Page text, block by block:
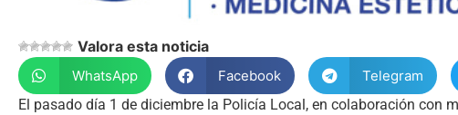
Valora esta noticia
WhatsApp Facebook Telegram
El pasado día 1 de diciembre la Policía Local, en colaboración con